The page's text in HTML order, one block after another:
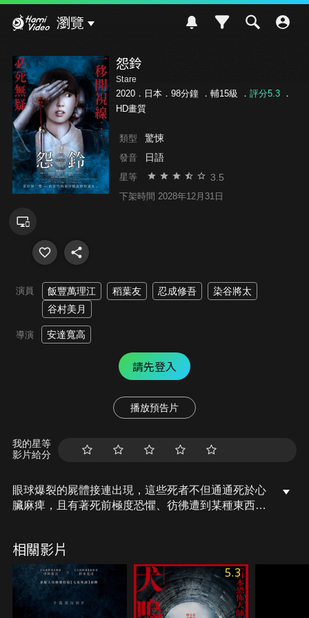
瀏覽
怨鈴
Stare
2020．日本．98分鐘 ． 輔15級 ． 評分5.3．
HD畫質
類型 驚悚
發音 日語
星等 3.5
下架時間 2028年12月31日
演員 飯豐萬理江 稻葉友 忍成修吾
染谷將太
谷村美月
導演 安達寬高
請先登入
播放預告片
我的星等
影片給分
眼球爆裂的屍體接連出現，這些死者不但通通死於心
臟麻痺，且有著死前極度恐懼、彷彿遭到某種東西附
祕死亡事件背後的真相。在兩人的調查之下，終於找
到事件的關鍵人物詠子，沒想到詠子卻在留下一句
「白井小姐……」後，便眼球爆裂、心臟麻痺而
死……
相關影片
5.3